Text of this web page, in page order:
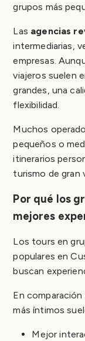
grupos más
Las agencias
intermediarias,
empresas.
viajeros suelen
grandes, una
flexibilidad.
Muchos
pequeños o
itinerarios
turismo de gran
Por qué los
mejores
Los tours en
populares en
buscan
En
más íntimos
Mejor